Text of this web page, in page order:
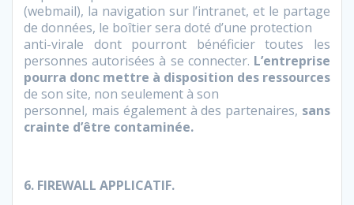
(webmail), la navigation sur l’intranet, et le partage
de données, le boîtier sera doté d’une protection
anti-virale dont pourront bénéficier toutes les
personnes autorisées à se connecter. L’entreprise
pourra donc mettre à disposition des ressources
de son site, non seulement à son
personnel, mais également à des partenaires, sans
crainte d’être contaminée.
6. FIREWALL APPLICATIF.